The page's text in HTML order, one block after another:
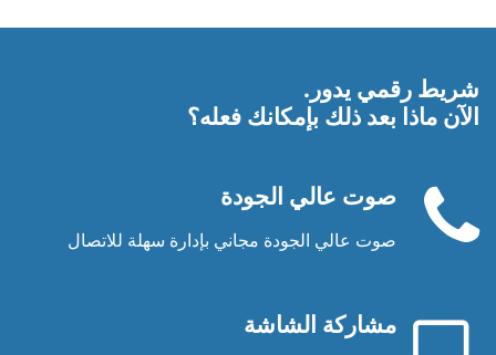
شريط رقمي يدور.
الآن ماذا بعد ذلك بإمكانك فعله؟
صوت عالي الجودة
صوت عالي الجودة مجاني بإدارة سهلة للاتصال
مشاركة الشاشة